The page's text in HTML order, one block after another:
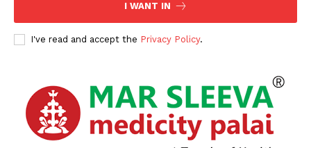
I WANT IN
I've read and accept the Privacy Policy.